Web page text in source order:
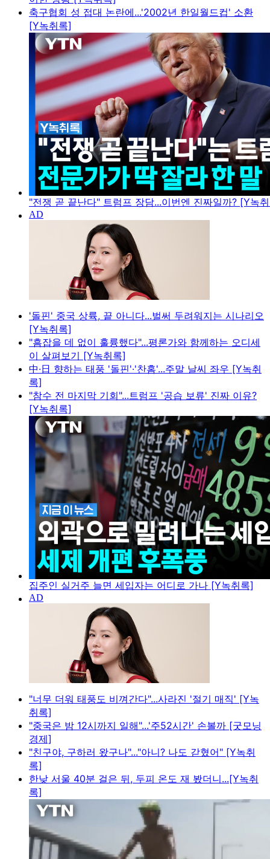
축구협회 성 접대 논란에...'2002년 한일월드컵' 소환
[Y녹취록]
"전쟁 곧 끝난다" 트럼프 장담...이번엔 진짜일까? [Y녹
'돌핀' 중국 상륙, 끝 아니다...벌써 두려워지는 시나리오
[Y녹취록]
"흠잡을 데 없이 훌륭했다"...평론가와 함께하는 오디세
이 살펴보기 [Y녹취록]
中·日 향하는 태풍 '돌핀'·'찬홈'...주말 날씨 좌우 [Y녹취
록]
"참수 전 마지막 기회"...트럼프 '공습 보류' 진짜 이유?
[Y녹취록]
집주인 실거주 늘면 세입자는 어디로 가나 [Y녹취록]
"너무 더워 태풍도 비껴간다"...사라진 '절기 매직' [Y녹
취록]
"중국은 밤 12시까지 일해"...'주52시간' 손볼까 [굿모닝
경제]
"친구야, 구하러 왔구나"..."아니? 나도 갇혔어" [Y녹취
록]
한낮 서울 40분 걸은 뒤, 두피 온도 재 봤더니...[Y녹취
록]